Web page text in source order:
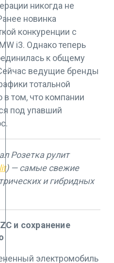
никогда не
новинка
конкуренции с
i3. Однако теперь
к общему
ведущие бренды
тотальной
том, что компании
под упавший
Розетка рулит
) — самые свежие
и гибридных
и сохранение
электромобиль